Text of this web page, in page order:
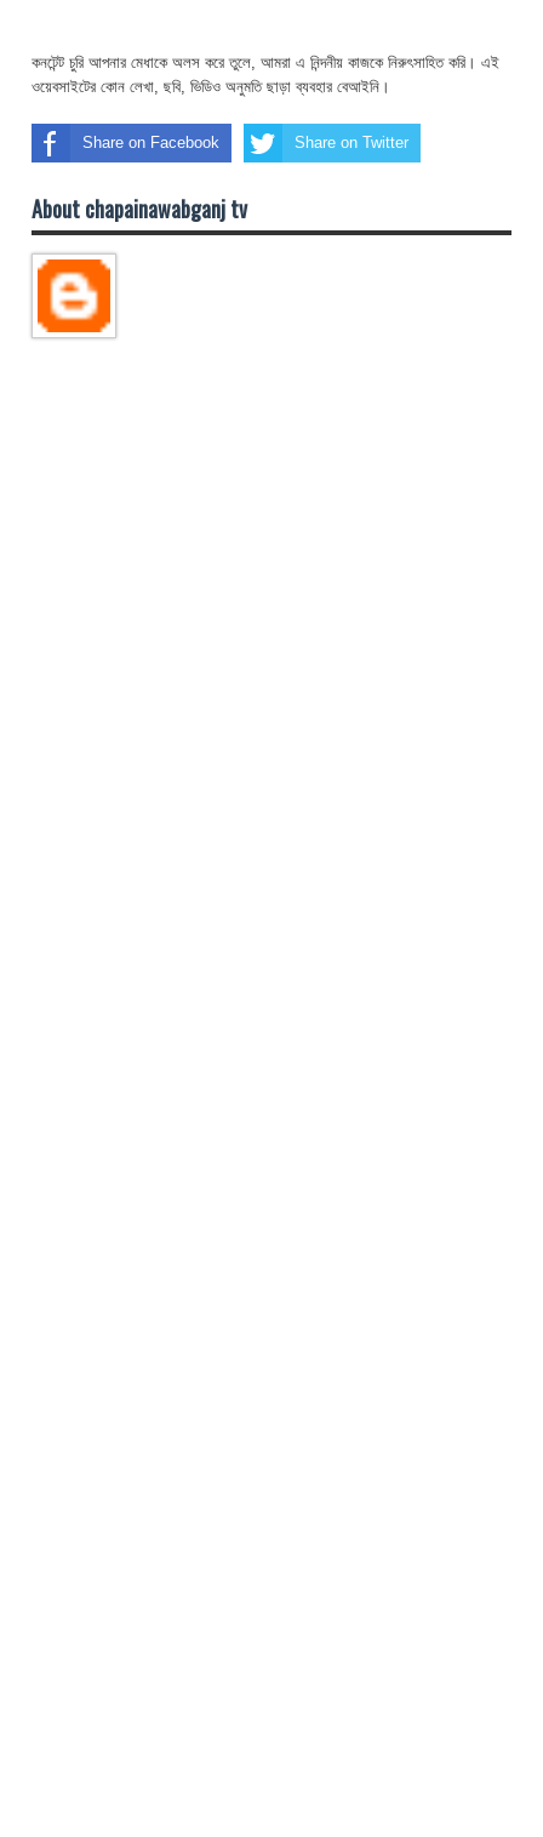
কনটেন্ট চুরি আপনার মেধাকে অলস করে তুলে, আমরা এ নিন্দনীয় কাজকে নিরুৎসাহিত করি। এই
ওয়েবসাইটের কোন লেখা, ছবি, ভিডিও অনুমতি ছাড়া ব্যবহার বেআইনি।
Share on Facebook Share on Twitter
About chapainawabganj tv